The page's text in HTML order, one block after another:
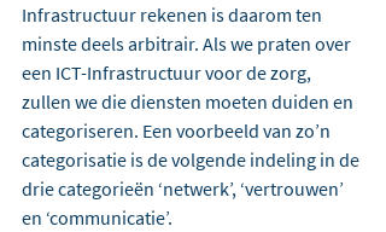
Infrastructuur rekenen is daarom ten
minste deels arbitrair. Als we praten over
een ICT-Infrastructuur voor de zorg,
zullen we die diensten moeten duiden en
categoriseren. Een voorbeeld van zo’n
categorisatie is de volgende indeling in de
drie categorieën ‘netwerk’, ‘vertrouwen’
en ‘communicatie’.